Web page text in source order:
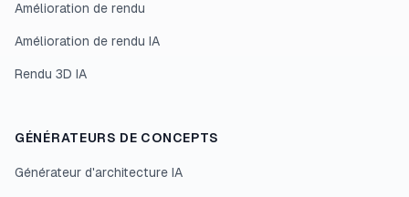
Amélioration de rendu
Amélioration de rendu IA
Rendu 3D IA
GÉNÉRATEURS DE CONCEPTS
Générateur d'architecture IA